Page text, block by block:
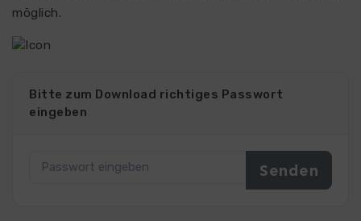
möglich.
Bitte zum Download richtiges Passwort
eingeben